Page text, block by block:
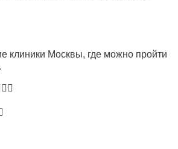
клиники Москвы, где можно пройти